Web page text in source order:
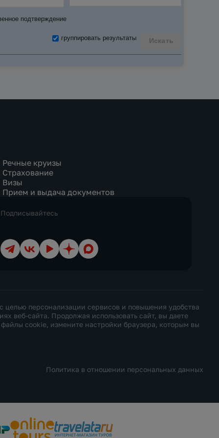
подтверждение
Искать
группировать результаты
Речные круизы
Страхование
Визы
Прием и выдача документов
Подписывайтесь
ТелеграмВКонтакте
YouTubeДзен Max
персонализации сервисов и повышения удобства
веб-сайта. Продолжая использовать сайт, вы даете
файлы cookie, измените настройки браузера, которым вы
Политика в отношении персональных данных